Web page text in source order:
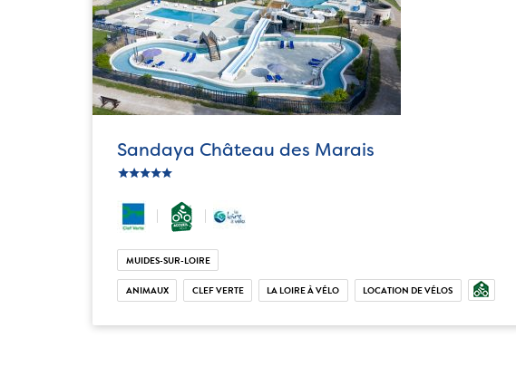
Sandaya Château des Marais
ic_star
ic_star
ic_star
ic_star
ic_star
MUIDES-SUR-LOIRE
ANIMAUX CLEF VERTE LA LOIRE À VÉLO LOCATION DE VÉLOS